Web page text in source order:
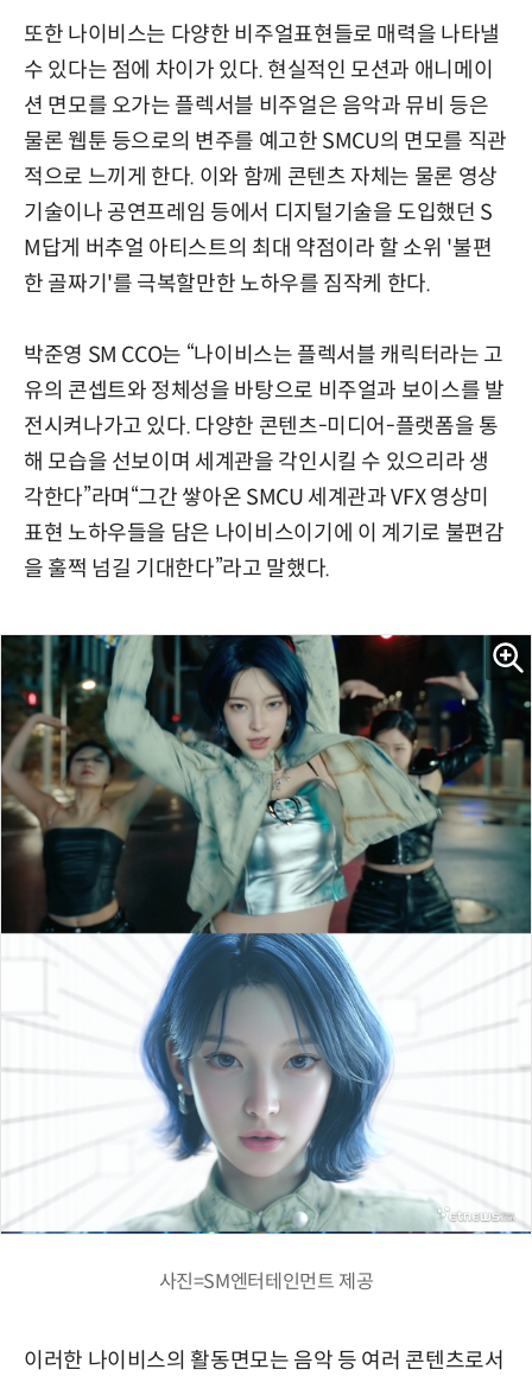
또한 나이비스는 다양한 비주얼표현들로 매력을 나타낼
수 있다는 점에 차이가 있다. 현실적인 모션과 애니메이
션 면모를 오가는 플렉서블 비주얼은 음악과 뮤비 등은
물론 웹툰 등으로의 변주를 예고한 SMCU의 면모를 직관
적으로 느끼게 한다. 이와 함께 콘텐츠 자체는 물론 영상
기술이나 공연프레임 등에서 디지털기술을 도입했던 S
M답게 버추얼 아티스트의 최대 약점이라 할 소위 '불편
한 골짜기'를 극복할만한 노하우를 짐작케 한다.
박준영 SM CCO는 “나이비스는 플렉서블 캐릭터라는 고
유의 콘셉트와 정체성을 바탕으로 비주얼과 보이스를 발
전시켜나가고 있다. 다양한 콘텐츠-미디어-플랫폼을 통
해 모습을 선보이며 세계관을 각인시킬 수 있으리라 생
각한다”라며“그간 쌓아온 SMCU 세계관과 VFX 영상미
표현 노하우들을 담은 나이비스이기에 이 계기로 불편감
을 훌쩍 넘길 기대한다”라고 말했다.
사진=SM엔터테인먼트 제공
이러한 나이비스의 활동면모는 음악 등 여러 콘텐츠로서